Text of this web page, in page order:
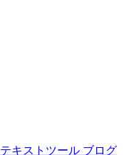
テキストツール ブログ